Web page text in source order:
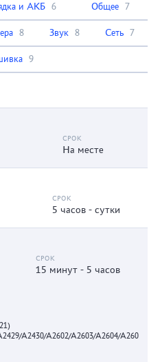
и АКБ 6 Общее 7
8 Звук 8 Сеть 7
9
На месте
5 часов - сутки
15 минут - 5 часов
A2430/A2602/A2603/A2604/A260